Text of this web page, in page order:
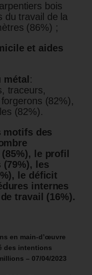
bois
du travail de la
(86%) ;
et aides
:
traceurs,
(82%),
(82%).
motifs des
, le profil
,
les
, le d éficit
internes
travail (16%).
en main-d’œuvre
des intentions
– 07/04/2023